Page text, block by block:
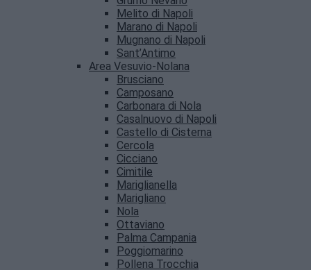
Melito di Napoli
Marano di Napoli
Mugnano di Napoli
Sant’Antimo
Area Vesuvio-Nolana
Brusciano
Camposano
Carbonara di Nola
Casalnuovo di Napoli
Castello di Cisterna
Cercola
Cicciano
Cimitile
Mariglianella
Marigliano
Nola
Ottaviano
Palma Campania
Poggiomarino
Pollena Trocchia